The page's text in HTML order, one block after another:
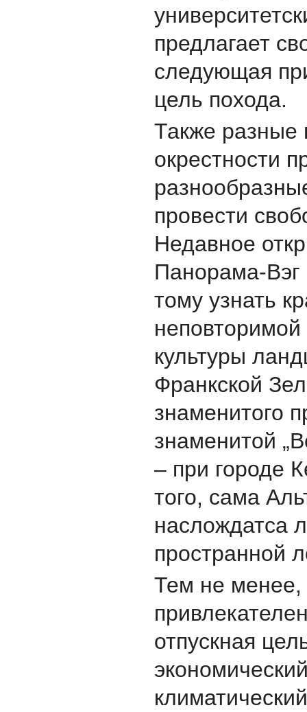
предлагает
следующая
цель похода.
Также разные
окрестности
провести
Недавноe
Панорама-Вэг
тому узнать
культуры
Франкской
знаменитого
знаменитой
– при городе
того, сама
наслождатса
пространной
Тем не
отпускная